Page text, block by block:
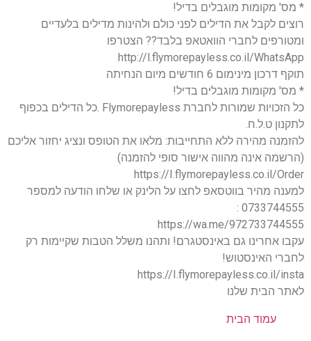
* מס' מקומות מוגבלים בדיל!
רוצים לקבל את הדילים לפני כולם ולהינות מדילים בלעדיים
ומטורפים לחברי הוואטאפ בלבד?? הצטרפו
http://l.flymorepayless.co.il/WhatsApp
תוקף דרכון מינימום 6 חודשים מיום הנחיתה
* מס' מקומות מוגבלים בדיל!
כל הזכויות שמורות לחברת Flymorepayless .כל הדילים בכפוף
לתקנון ט.ל.ח.
להזמנה מהירה ללא התחייבות: מלאו את הטופס ונציג יחזור אליכם
(הרשמה אינה מהווה אישור סופי להזמנה)
https://I.flymorepayless.co.il/Order
למענה מהיר בווטסאפ לחצו על הלינק או שלחו הודעה למספר
0733744555 :
https://wa.me/972733744555
עקבו אחרינו גם באינסטגרם! ותהנו משלל הטבות שקיימות רק
לחברי האינסטוש!
https://I.flymorepayless.co.il/insta
לאתר הבית שלנו
עמוד הבית